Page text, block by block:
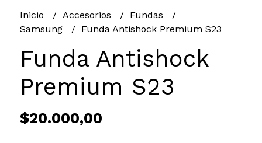
Inicio Accesorios
Fundas
Samsung
Funda Antishock Premium S23
Funda Antishock
Premium S23
$20.000,00